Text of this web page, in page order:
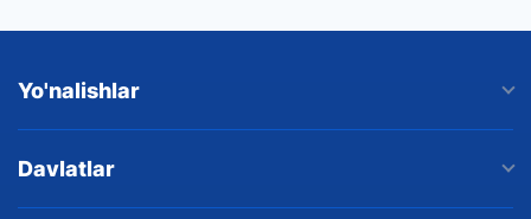
Yo'nalishlar
Davlatlar